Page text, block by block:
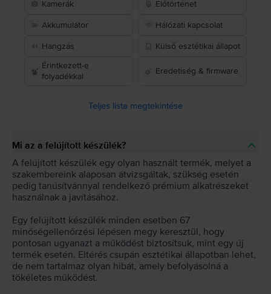
Kamerák Előtörténet
Akkumulátor Hálózati kapcsolat
Hangzás
Külső esztétikai állapot
Érintkezett-e
folyadékkal
Eredetiség & firmware
Teljes lista megtekintése
Mi az a felújított készülék?
A felújított készülék egy olyan használt termék, melyet a
szakembereink alaposan átvizsgáltak, szükség esetén
pedig tanúsítvánnyal rendelkező prémium alkatrészeket
használnak a javításához.
Egy felújított készülék minden esetben 67
minőségellenőrzési lépésen megy keresztül, hogy
pontosan ugyanazt a működést biztosítsuk, mint egy új
termék esetén. Eltérés csupán esztétikai állapotban lehet,
de nem tartalmaz olyan hibát, amely befolyásolná a
tökéletes működést.